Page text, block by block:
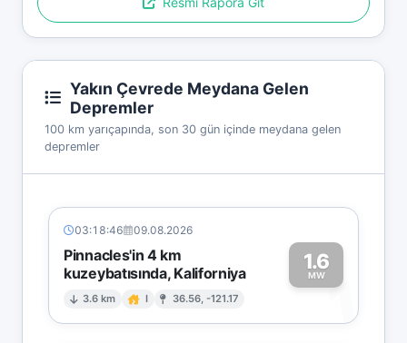
Yakın Çevrede Meydana Gelen
Depremler
100 km yarıçapında, son 30 gün içinde meydana gelen
depremler
03:18:46 09.08.2026
Pinnacles'in 4 km
kuzeybatısında, Kaliforniya
3.6 km I 36.56, -121.17
1.6
MW1